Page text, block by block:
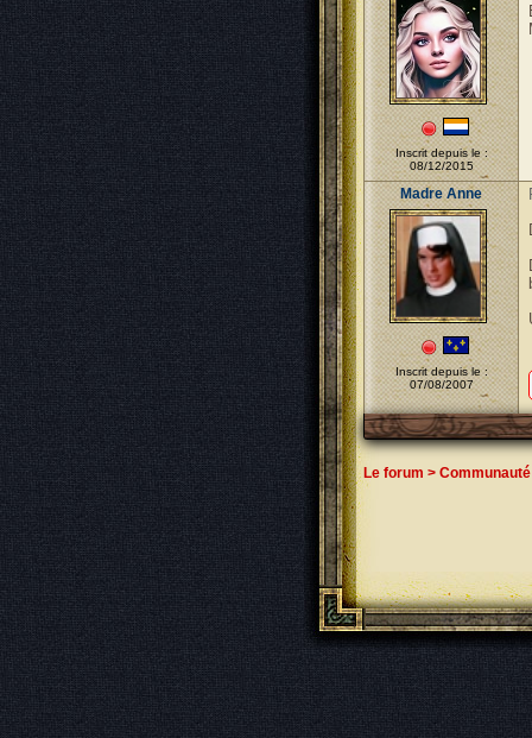
Inscrit depuis le :
08/12/2015
Madre Anne
Inscrit depuis le :
07/08/2007
Le forum > Communauté